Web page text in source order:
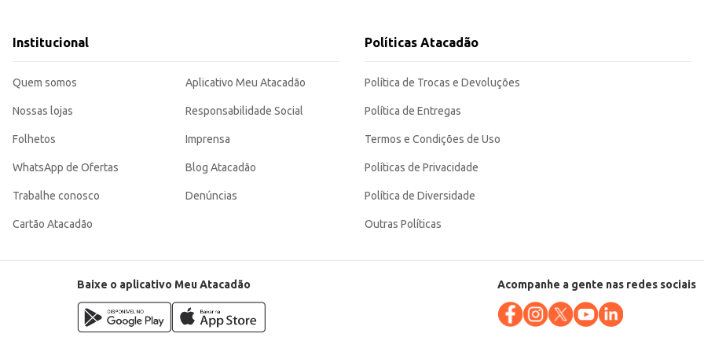
para o consumidor final. Sua embalagem de 10,1kg proporciona economia e conveniência, atendendo às
Institucional
Quem somos
Nossas lojas
Folhetos
WhatsApp de Ofertas
Trabalhe conosco
Cartão Atacadão
Aplicativo Meu Atacadão
Responsabilidade Social
Imprensa
Blog Atacadão
Denúncias
Políticas Atacadão
Política de Trocas e Devoluções
Política de Entregas
Termos e Condições de Uso
Políticas de Privacidade
Política de Diversidade
Outras Políticas
Baixe o aplicativo Meu Atacadão Acompanhe a gente nas redes sociais